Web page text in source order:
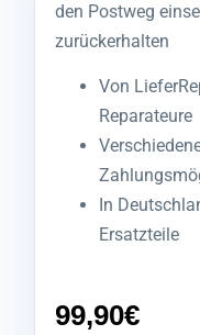
den Postweg
zurückerhalten
Von
Reparateure
In
Ersatzteile
99,90€